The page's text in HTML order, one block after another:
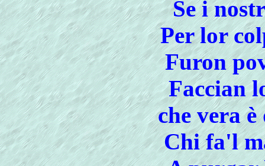
Se i
Per lor
Furon
Faccian
che vera
Chi fa'l